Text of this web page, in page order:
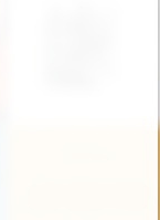
legend : przewodnik